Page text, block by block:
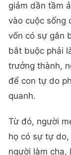
giảm dần tầm
vào cuộc sống
vốn có sự gắn
bắt buộc phải
trưởng thành,
để con tự do
quanh.
Từ đó, người
họ có sự tự
người làm cha,